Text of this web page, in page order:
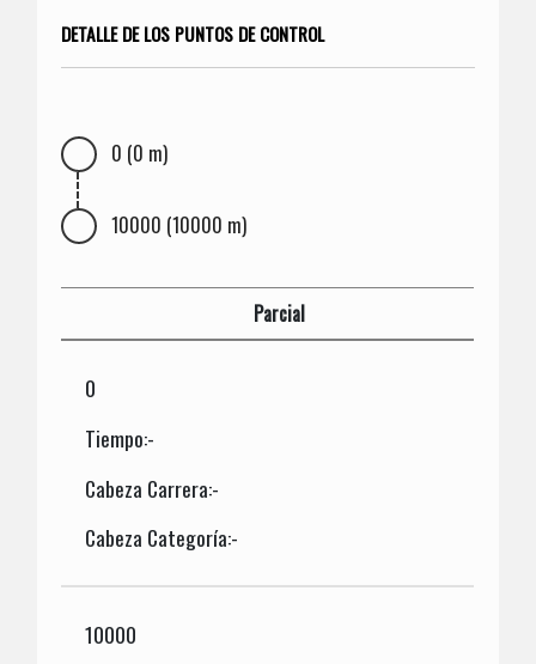
DETALLE DE LOS PUNTOS DE CONTROL
0 (0 m)
10000 (10000 m)
Parcial
0
Tiempo:-
Cabeza Carrera:-
Cabeza Categoría:-
10000